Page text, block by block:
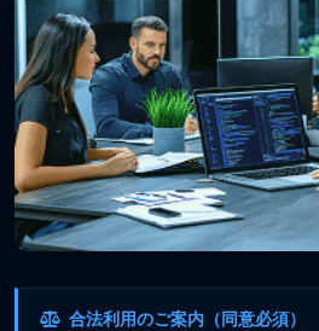
合法利用のご案内（同意必須）